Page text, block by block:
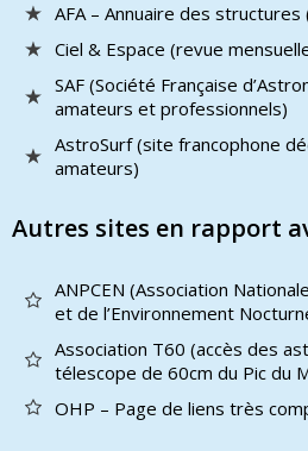
AFA – Annuaire des structures
Ciel & Espace (revue
SAF (Société Française
amateurs et professionnels)
AstroSurf (site francophone
amateurs)
Autres sites en rapport
ANPCEN (Association
et de l’Environnement
Association T60 (accès des
télescope de 60cm du Pic du
OHP – Page de liens très